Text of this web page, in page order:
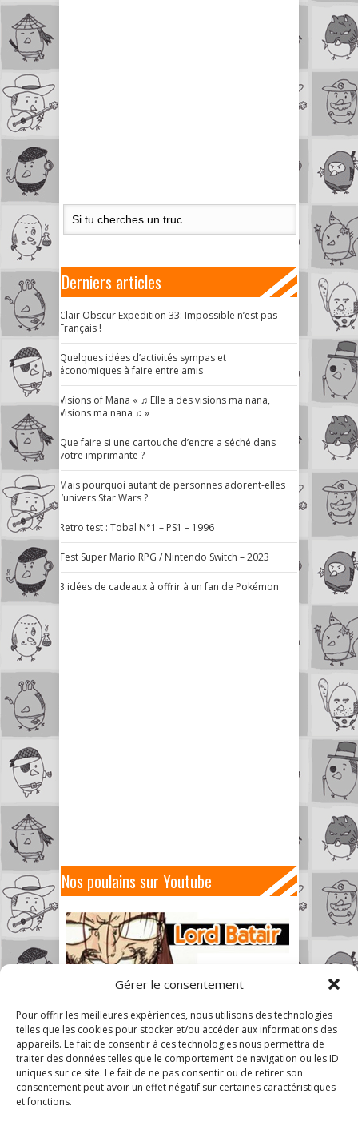
Gérer le consentement
Pour offrir les meilleures expériences, nous utilisons des technologies
telles que les cookies pour stocker et/ou accéder aux informations des
appareils. Le fait de consentir à ces technologies nous permettra de
traiter des données telles que le comportement de navigation ou les ID
uniques sur ce site. Le fait de ne pas consentir ou de retirer son
consentement peut avoir un effet négatif sur certaines caractéristiques
et fonctions.
Derniers articles
Clair Obscur Expedition 33: Impossible n’est pas
Français !
Quelques idées d’activités sympas et
économiques à faire entre amis
Visions of Mana « ♫ Elle a des visions ma nana,
Visions ma nana ♫ »
Que faire si une cartouche d’encre a séché dans
votre imprimante ?
Mais pourquoi autant de personnes adorent-elles
l’univers Star Wars ?
Retro test : Tobal N°1 – PS1 – 1996
Test Super Mario RPG / Nintendo Switch – 2023
3 idées de cadeaux à offrir à un fan de Pokémon
Nos poulains sur Youtube